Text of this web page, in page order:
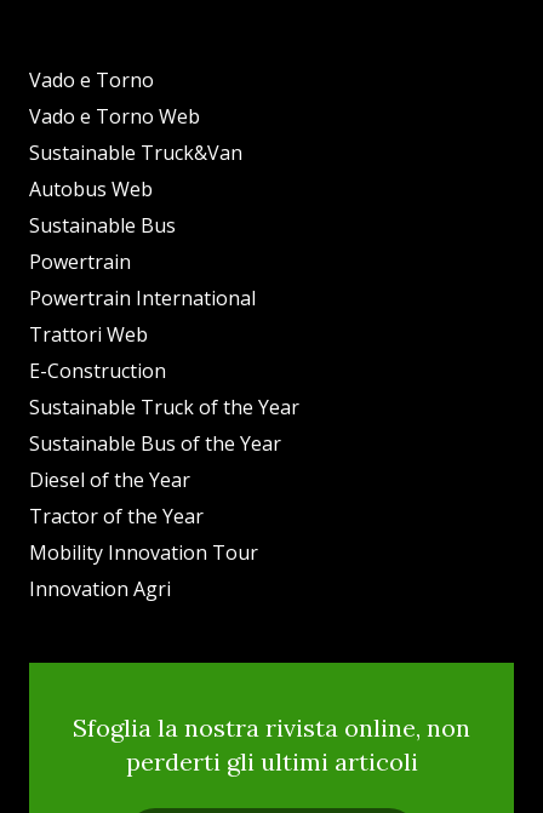
Vado e Torno
Vado e Torno Web
Sustainable Truck&Van
Autobus Web
Sustainable Bus
Powertrain
Powertrain International
Trattori Web
E-Construction
Sustainable Truck of the Year
Sustainable Bus of the Year
Diesel of the Year
Tractor of the Year
Mobility Innovation Tour
Innovation Agri
Sfoglia la nostra rivista online, non
perderti gli ultimi articoli